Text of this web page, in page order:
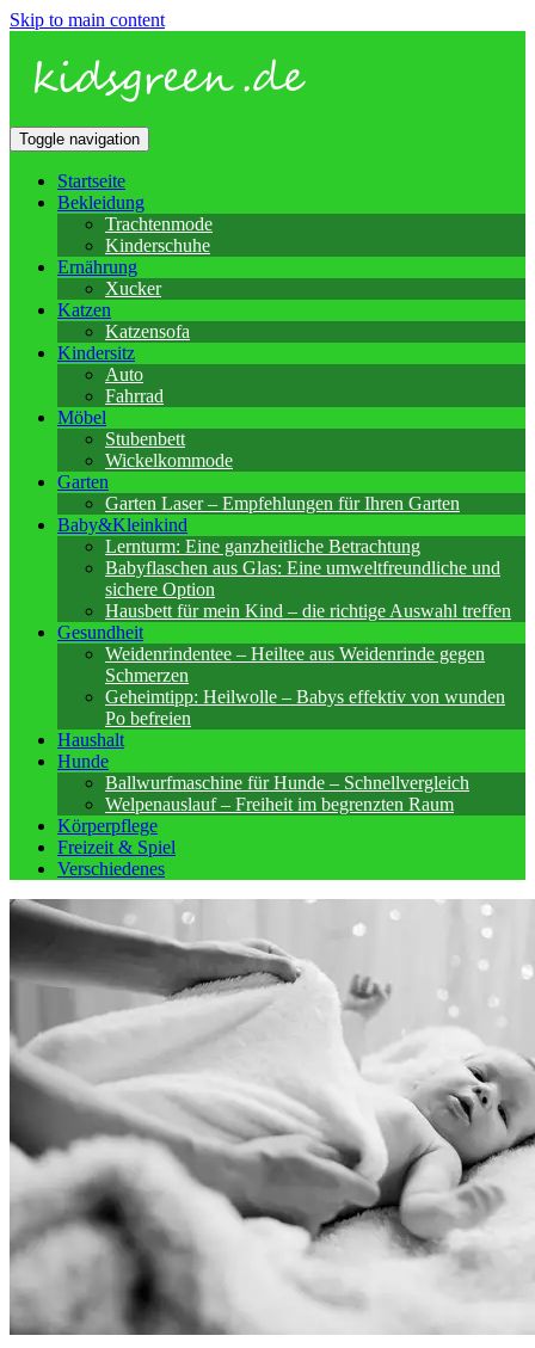
Skip to main content
Toggle navigation
Startseite
Bekleidung
Trachtenmode
Kinderschuhe
Ernährung
Xucker
Katzen
Katzensofa
Kindersitz
Auto
Fahrrad
Möbel
Stubenbett
Wickelkommode
Garten
Garten Laser – Empfehlungen für Ihren Garten
Baby&Kleinkind
Lernturm: Eine ganzheitliche Betrachtung
Babyflaschen aus Glas: Eine umweltfreundliche und
sichere Option
Hausbett für mein Kind – die richtige Auswahl treffen
Gesundheit
Weidenrindentee – Heiltee aus Weidenrinde gegen
Schmerzen
Geheimtipp: Heilwolle – Babys effektiv von wunden
Po befreien
Haushalt
Hunde
Ballwurfmaschine für Hunde – Schnellvergleich
Welpenauslauf – Freiheit im begrenzten Raum
Körperpflege
Freizeit & Spiel
Verschiedenes